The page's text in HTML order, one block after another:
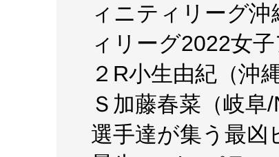
ィニティリーグ
ィリーグ2022女
２R小生由紀（沖
Ｓ加藤春菜（岐阜
選手達が集う最凶